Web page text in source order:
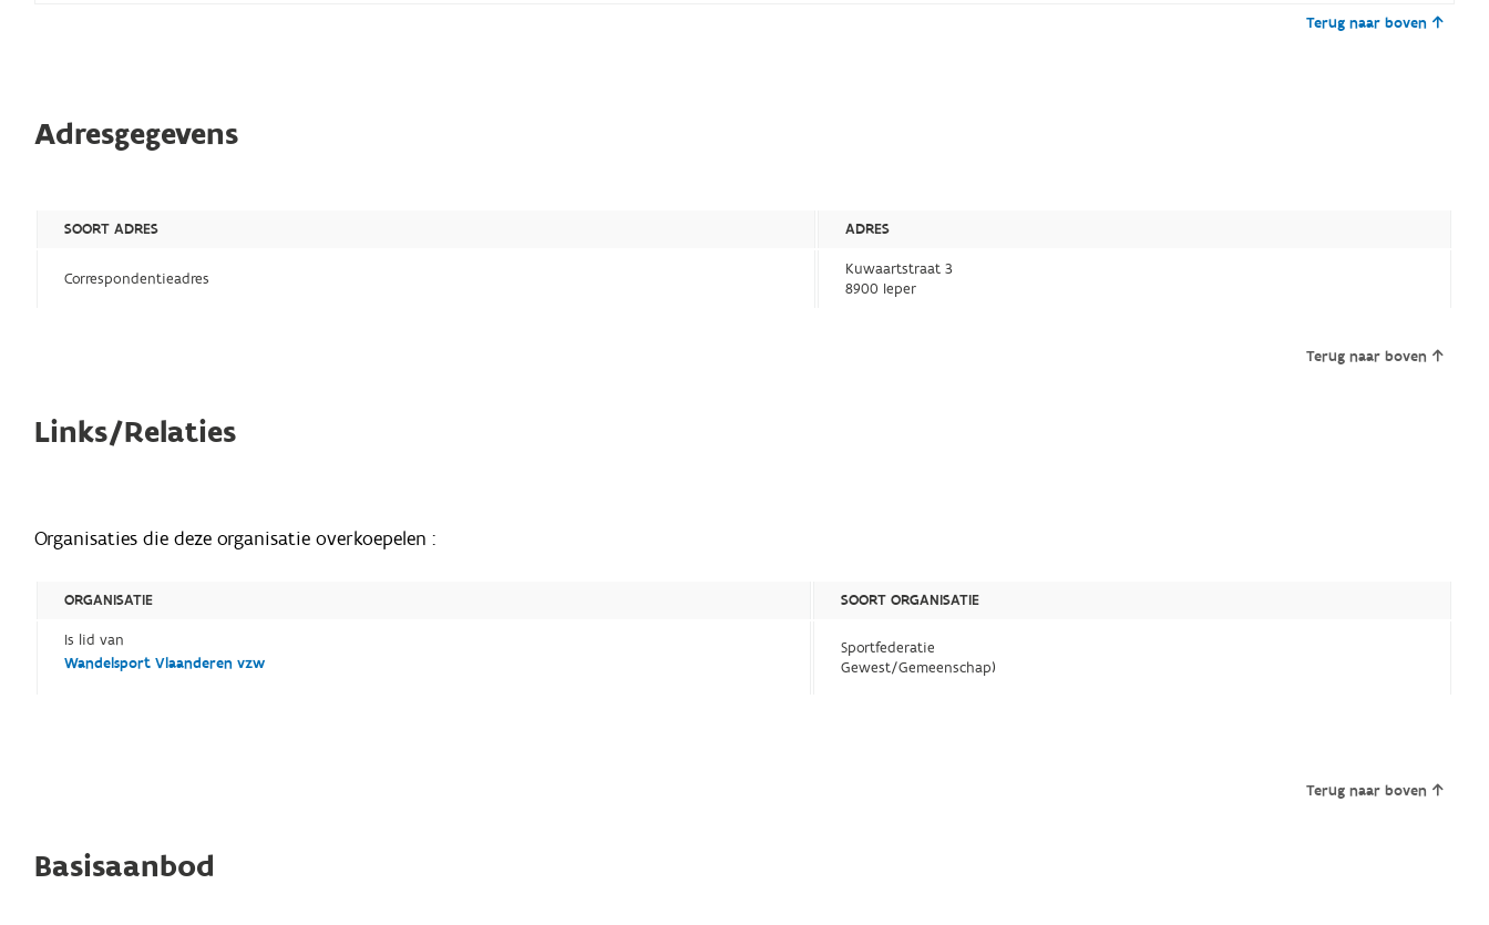
Terug naar boven
Adresgegevens
SOORT ADRES ADRES
Correspondentieadres
Kuwaartstraat 3
8900 Ieper
Terug naar boven
Links/Relaties
Organisaties die deze organisatie overkoepelen :
ORGANISATIE
SOORT ORGANISATIE
Is lid van
Wandelsport Vlaanderen vzw
Sportfederatie
Gewest/Gemeenschap)
Terug naar boven
Basisaanbod